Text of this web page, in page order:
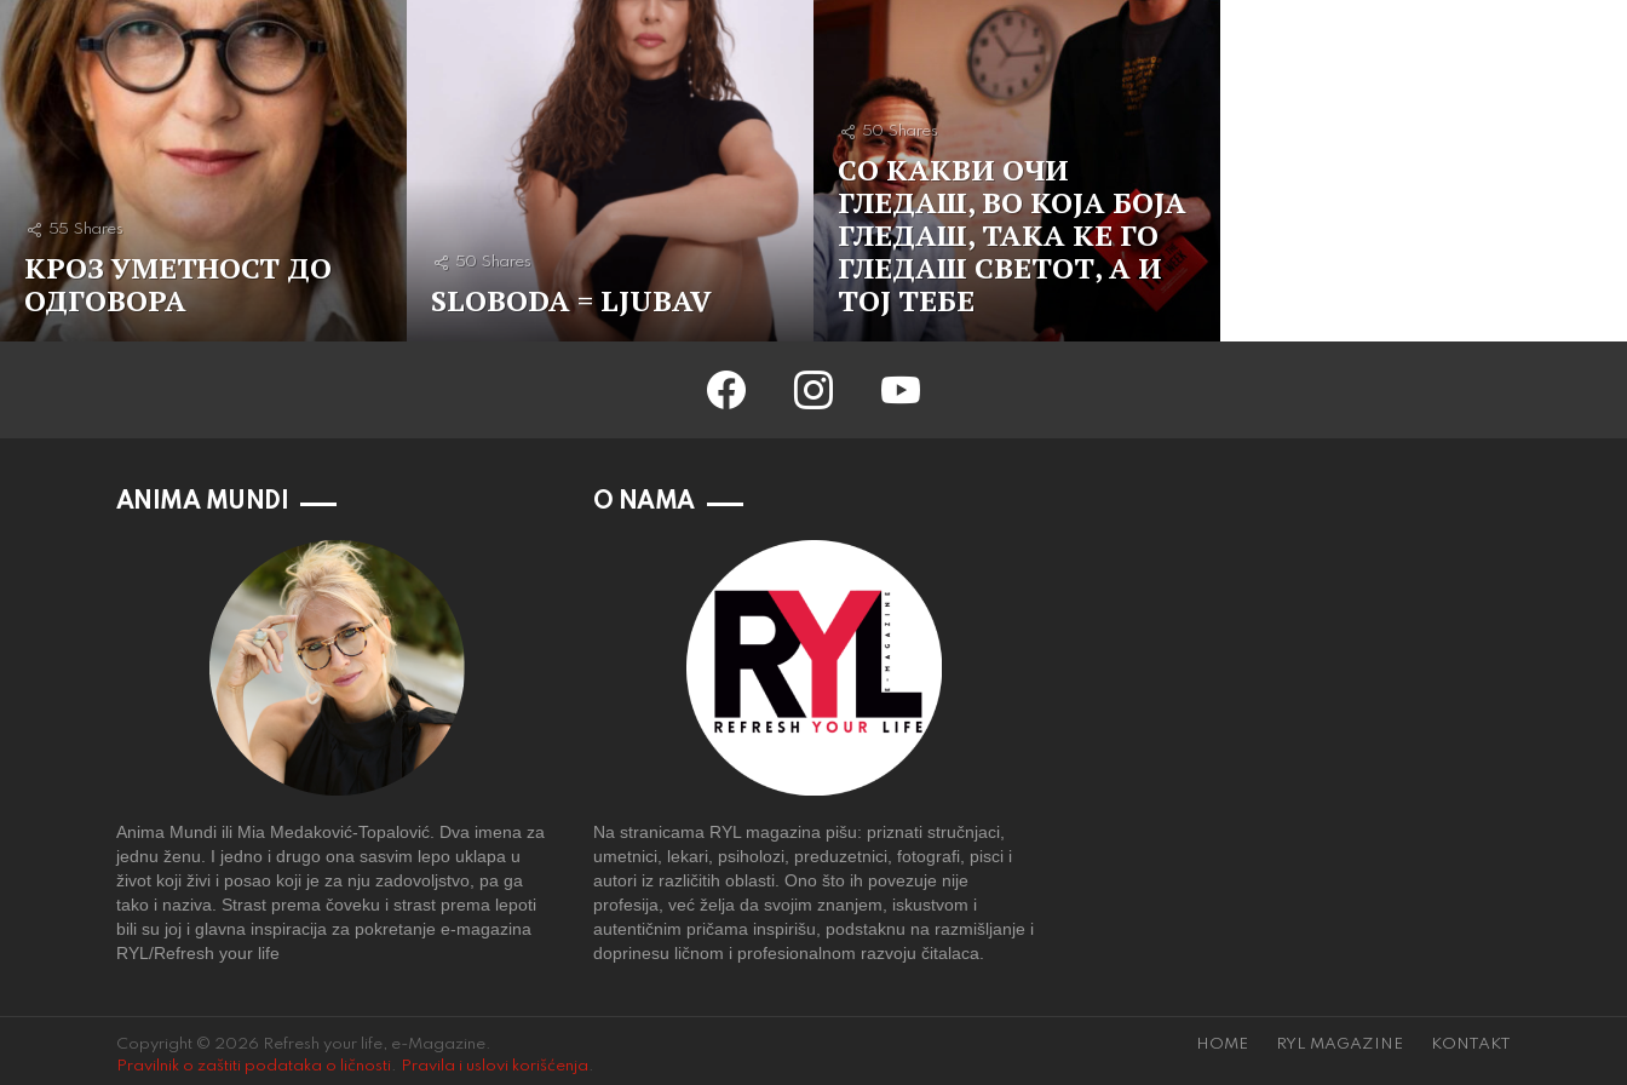
55 Shares
КРОЗ УМЕТНОСТ ДО
ОДГОВОРА
50 Shares
SLOBODA = LJUBAV
50 Shares
СO КАКВИ ОЧИ
ГЛЕДАШ, ВО КОЈА БОЈА
ГЛЕДАШ, ТАКА КЕ ГО
ГЛЕДАШ СВЕТОТ, А И
ТОЈ ТЕБЕ
facebook instagram youtube
ANIMA MUNDI
Anima Mundi ili Mia Medaković-Topalović. Dva imena za
jednu ženu. I jedno i drugo ona sasvim lepo uklapa u
život koji živi i posao koji je za nju zadovoljstvo, pa ga
tako i naziva. Strast prema čoveku i strast prema lepoti
bili su joj i glavna inspiracija za pokretanje e-magazina
RYL/Refresh your life
O NAMA
Na stranicama RYL magazina pišu: priznati stručnjaci,
umetnici, lekari, psiholozi, preduzetnici, fotografi, pisci i
autori iz različitih oblasti. Ono što ih povezuje nije
profesija, već želja da svojim znanjem, iskustvom i
autentičnim pričama inspirišu, podstaknu na razmišljanje i
doprinesu ličnom i profesionalnom razvoju čitalaca.
Copyright © 2026 Refresh your life, e-Magazine.
Pravilnik o zaštiti podataka o ličnosti . Pravila i uslovi korišćenja .
HOME RYL MAGAZINE KONTAKT